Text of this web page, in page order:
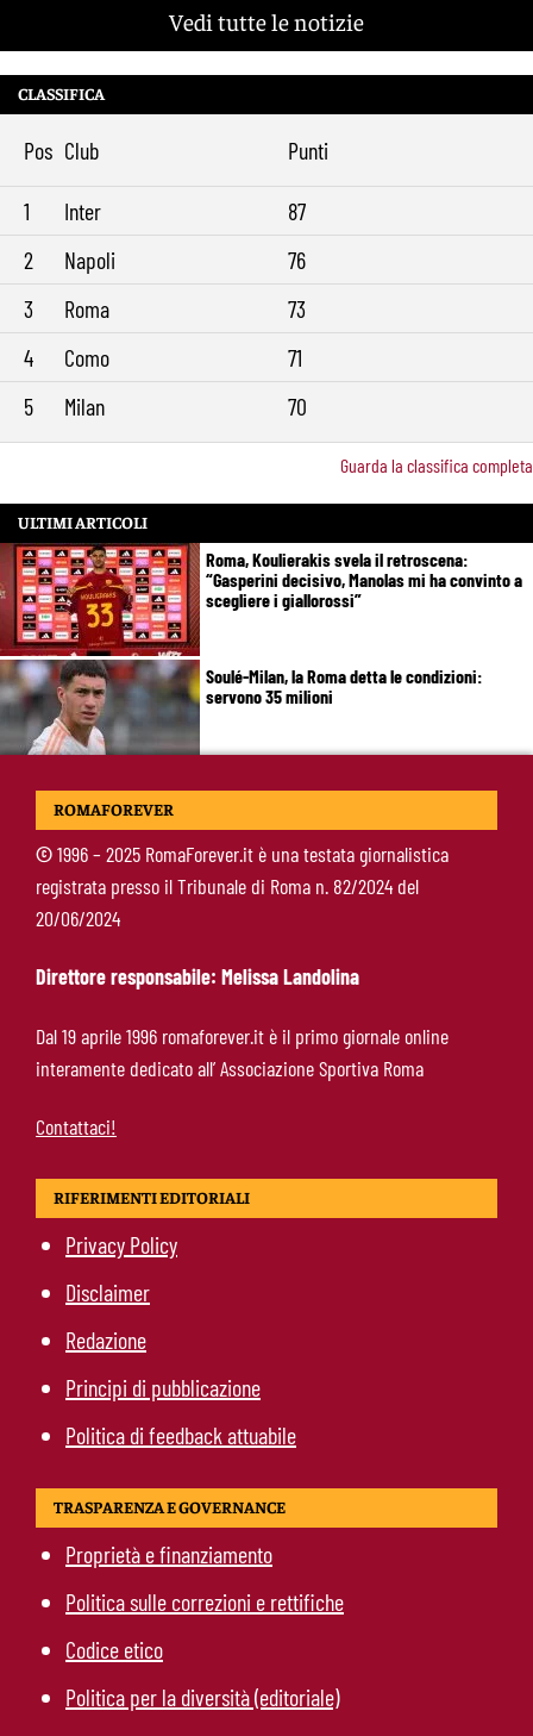
12:00
10:39 Alajbegovic, Pjanic svela il ruolo: perché il talento seguito dalla Roma
9:29
Roma, il mercato ora è nelle sue mani: dopo Molina manca soltanto
l’ala
Vedi tutte le notizie
CLASSIFICA
Pos Club Punti
1 Inter
87
2
Napoli
76
3
Roma
73
4
Como
71
5
Milan 70
Guarda la classifica completa
ULTIMI ARTICOLI
Roma, Koulierakis svela il retroscena:
“Gasperini decisivo, Manolas mi ha convinto a
scegliere i giallorossi”
Soulé-Milan, la Roma detta le condizioni:
servono 35 milioni
Koulierakis-Roma, impatto immediato: gol e
Calciomercato Roma, scout a Praga per
Fofana: il prezzo fissato dal Lione
ROMAFOREVER
©1996 – 2025 RomaForever.it è una testata giornalistica
registrata presso il Tribunale di Roma n. 82/2024 del
20/06/2024
Direttore responsabile: Melissa Landolina
Dal 19 aprile 1996 romaforever.it è il primo giornale online
interamente dedicato all’ Associazione Sportiva Roma
Contattaci!
RIFERIMENTI EDITORIALI
Privacy Policy
Disclaimer
Redazione
Principi di pubblicazione
Politica di feedback attuabile
TRASPARENZA E GOVERNANCE
Proprietà e finanziamento
Politica sulle correzioni e rettifiche
Codice etico
Politica per la diversità (editoriale)